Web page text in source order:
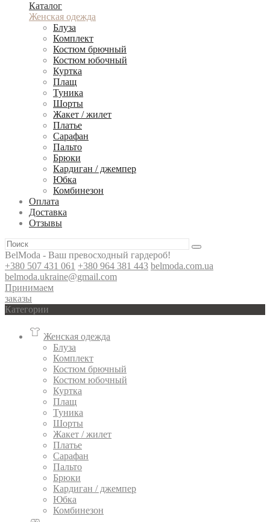
Каталог
Женская одежда
Блуза
Комплект
Костюм брючный
Костюм юбочный
Куртка
Плащ
Туника
Шорты
Жакет / жилет
Платье
Сарафан
Пальто
Брюки
Кардиган / джемпер
Юбка
Комбинезон
Оплата
Доставка
Отзывы
BelModa - Ваш превосходный гардероб!
+380 507 431 061 +380 964 381 443 belmoda.com.ua
belmoda.ukraine@gmail.com
Принимаем
заказы
Категории
Женская одежда
Блуза
Комплект
Костюм брючный
Костюм юбочный
Куртка
Плащ
Туника
Шорты
Жакет / жилет
Платье
Сарафан
Пальто
Брюки
Кардиган / джемпер
Юбка
Комбинезон